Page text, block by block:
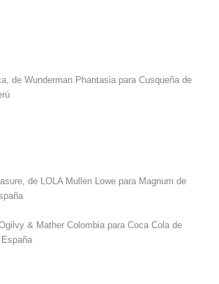
de Wunderman Phantasia para Cusqueña de
de LOLA Mullen Lowe para Magnum de
& Mather Colombia para Coca Cola de